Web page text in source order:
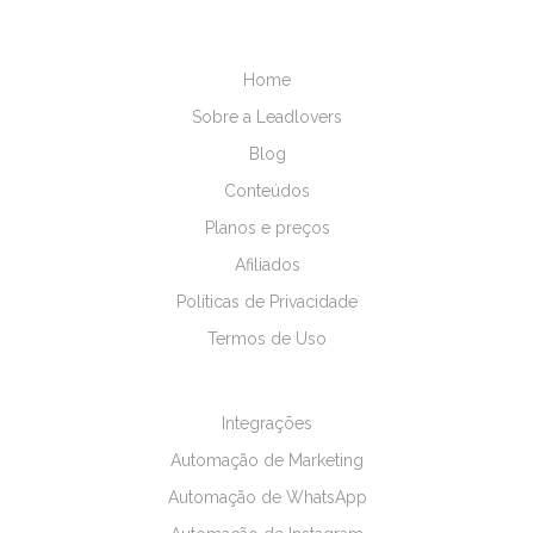
Home
Sobre a Leadlovers
Blog
Conteúdos
Planos e preços
Afiliados
Políticas de Privacidade
Termos de Uso
Integrações
Automação de Marketing
Automação de WhatsApp